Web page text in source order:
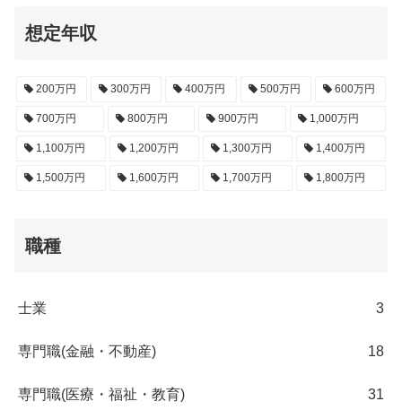
想定年収
200万円 300万円 400万円 500万円 600万円
700万円 800万円 900万円 1,000万円
1,100万円 1,200万円 1,300万円 1,400万円
1,500万円 1,600万円 1,700万円 1,800万円
職種
士業 3
専門職(金融・不動産) 18
専門職(医療・福祉・教育) 31